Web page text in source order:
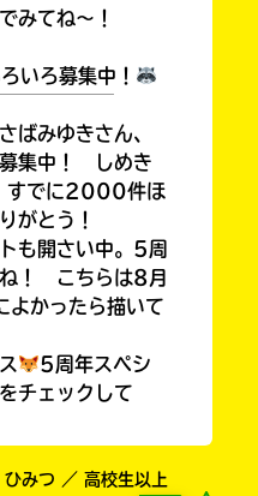
...
みてね～！
いろ募集中！
ばみゆきさん、
募集中！ しめき
すでに2000件ほ
がとう！
も開さい中。5周
ね！ こちらは8月
よかったら描いて
5周年スペシ
チェックして
みつ ／ 高校生以上
入
内
容